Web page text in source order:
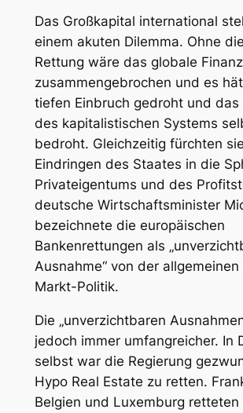
Das Großkapital international
einem akuten Dilemma. Ohne
Rettung wäre das globale
zusammengebrochen und es
tiefen Einbruch gedroht und das
des kapitalistischen Systems
bedroht. Gleichzeitig fürchten
Eindringen des Staates in die
Privateigentums und des
deutsche Wirtschaftsminister
bezeichnete die europäischen
Bankenrettungen als
Ausnahme“ von der
Markt-Politik.
Die „unverzichtbaren
jedoch immer umfangreicher. In
selbst war die Regierung
Hypo Real Estate zu retten.
Belgien und Luxemburg retteten